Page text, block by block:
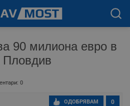
90 милиона евро в
Пловдив
0
0
ОДОБРЯВАМ